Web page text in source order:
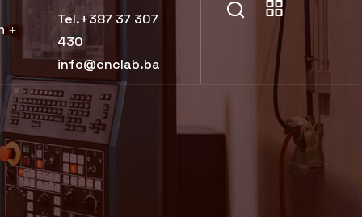
Tel.+387 37 307
430
info@cnclab.ba